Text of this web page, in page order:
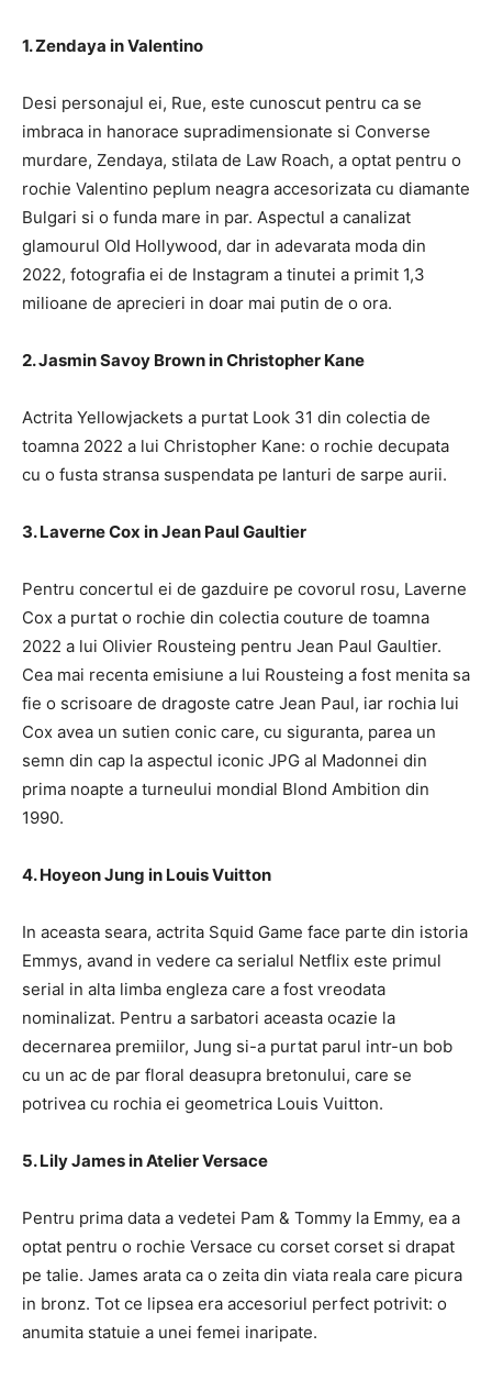
1. Zendaya in Valentino
Desi personajul ei, Rue, este cunoscut pentru ca se
imbraca in hanorace supradimensionate si Converse
murdare, Zendaya, stilata de Law Roach, a optat pentru o
rochie Valentino peplum neagra accesorizata cu diamante
Bulgari si o funda mare in par. Aspectul a canalizat
glamourul Old Hollywood, dar in adevarata moda din
2022, fotografia ei de Instagram a tinutei a primit 1,3
milioane de aprecieri in doar mai putin de o ora.
2. Jasmin Savoy Brown in Christopher Kane
Actrita Yellowjackets a purtat Look 31 din colectia de
toamna 2022 a lui Christopher Kane: o rochie decupata
cu o fusta stransa suspendata pe lanturi de sarpe aurii.
3. Laverne Cox in Jean Paul Gaultier
Pentru concertul ei de gazduire pe covorul rosu, Laverne
Cox a purtat o rochie din colectia couture de toamna
2022 a lui Olivier Rousteing pentru Jean Paul Gaultier.
Cea mai recenta emisiune a lui Rousteing a fost menita sa
fie o scrisoare de dragoste catre Jean Paul, iar rochia lui
Cox avea un sutien conic care, cu siguranta, parea un
semn din cap la aspectul iconic JPG al Madonnei din
prima noapte a turneului mondial Blond Ambition din
1990.
4. Hoyeon Jung in Louis Vuitton
In aceasta seara, actrita Squid Game face parte din istoria
Emmys, avand in vedere ca serialul Netflix este primul
serial in alta limba engleza care a fost vreodata
nominalizat. Pentru a sarbatori aceasta ocazie la
decernarea premiilor, Jung si-a purtat parul intr-un bob
cu un ac de par floral deasupra bretonului, care se
potrivea cu rochia ei geometrica Louis Vuitton.
5. Lily James in Atelier Versace
Pentru prima data a vedetei Pam & Tommy la Emmy, ea a
optat pentru o rochie Versace cu corset corset si drapat
pe talie. James arata ca o zeita din viata reala care picura
in bronz. Tot ce lipsea era accesoriul perfect potrivit: o
anumita statuie a unei femei inaripate.